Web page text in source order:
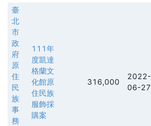
臺
北
市
政
府
原
住
民
族
事
務
111年
度凱達
格蘭文
化館原
住民族
服飾採
購案
316,000
2022-
06-27